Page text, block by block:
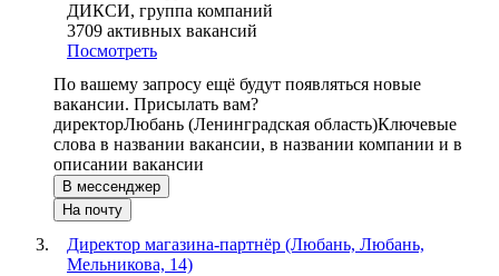
ДИКСИ, группа компаний
3709 активных вакансий
Посмотреть
По вашему запросу ещё будут появляться новые
вакансии. Присылать вам?
директорЛюбань (Ленинградская область)Ключевые
слова в названии вакансии, в названии компании и в
описании вакансии
В мессенджер
На почту
Директор магазина-партнёр (Любань, Любань,
Мельникова, 14)